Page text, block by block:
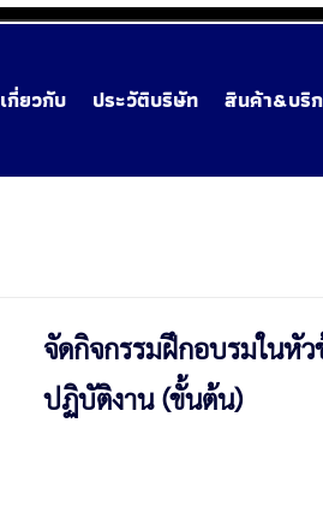
เกี่ยวกับ ประวัติบริษัท สินค้า&บริ
จัดกิจกรรมฝึกอบรมในหั
ปฏิบัติงาน (ขั้นต้น)